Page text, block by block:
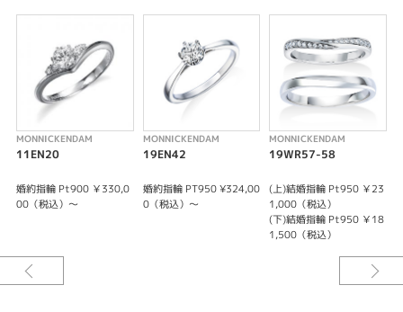
MONNICKENDAM
11EN20
婚約指輪 Pt900 ￥330,0
00（税込）～
MONNICKENDAM
19EN42
婚約指輪 PT950 ¥324,00
0（税込）～
MONNICKENDAM
19WR57-58
(上)結婚指輪 Pt950 ￥23
1,000（税込）
(下)結婚指輪 Pt950 ￥18
1,500（税込）